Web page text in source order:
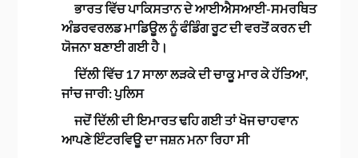
ਭਾਰਤ ਵਿੱਚ ਪਾਕਿਸਤਾਨ ਦੇ ਆਈਐਸਆਈ-ਸਮਰਥਿਤ
ਅੰਡਰਵਰਲਡ ਮਾਡਿਊਲ ਨੂੰ ਫੰਡਿੰਗ ਰੂਟ ਦੀ ਵਰਤੋਂ ਕਰਨ ਦੀ
ਯੋਜਨਾ ਬਣਾਈ ਗਈ ਹੈ।
ਦਿੱਲੀ ਵਿੱਚ 17 ਸਾਲਾ ਲੜਕੇ ਦੀ ਚਾਕੂ ਮਾਰ ਕੇ ਹੱਤਿਆ,
ਜਾਂਚ ਜਾਰੀ: ਪੁਲਿਸ
ਜਦੋਂ ਦਿੱਲੀ ਦੀ ਇਮਾਰਤ ਢਹਿ ਗਈ ਤਾਂ ਖੋਜ ਚਾਹਵਾਨ
ਆਪਣੇ ਇੰਟਰਵਿਊ ਦਾ ਜਸ਼ਨ ਮਨਾ ਰਿਹਾ ਸੀ